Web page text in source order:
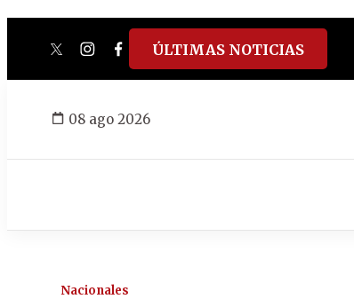
twitterinstagram
facebook
tiktokyoutube
spotify
ÚLTIMAS NOTICIAS
08 ago 2026
Nacionales